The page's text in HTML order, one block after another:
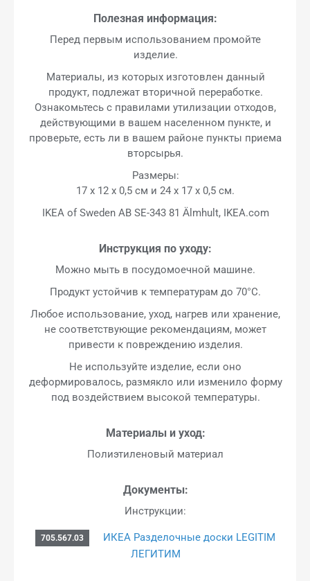
Полезная информация:
Перед первым использованием промойте
изделие.
Материалы, из которых изготовлен данный
продукт, подлежат вторичной переработке.
Ознакомьтесь с правилами утилизации отходов,
действующими в вашем населенном пункте, и
проверьте, есть ли в вашем районе пункты приема
вторсырья.
Размеры:
17 x 12 x 0,5 см и 24 x 17 x 0,5 см.
IKEA of Sweden AB SE-343 81 Älmhult, IKEA.com
Инструкция по уходу:
Можно мыть в посудомоечной машине.
Продукт устойчив к температурам до 70°C.
Любое использование, уход, нагрев или хранение,
не соответствующие рекомендациям, может
привести к повреждению изделия.
Не используйте изделие, если оно
деформировалось, размякло или изменило форму
под воздействием высокой температуры.
Материалы и уход:
Полиэтиленовый материал
Документы:
Инструкции:
705.567.03
ИКЕА Разделочные доски LEGITIM
ЛЕГИТИМ